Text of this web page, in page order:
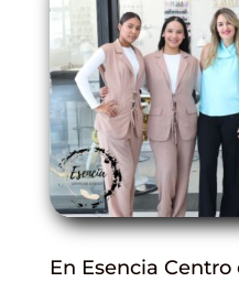
En Esencia Centro